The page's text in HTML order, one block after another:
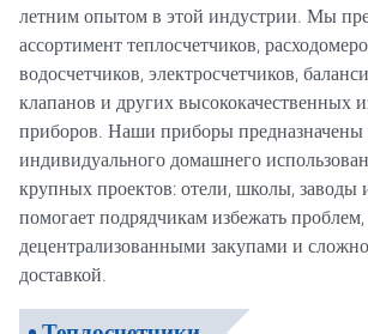
летним опытом в этой индустрии. Мы
ассортимент теплосчетчиков,
водосчетчиков, электросчетчиков,
клапанов и других высококачественных
приборов. Наши приборы предназначены
индивидуального домашнего
крупных проектов: отели, школы, заводы
помогает подрядчикам избежать
децентрализованными закупами и
доставкой.